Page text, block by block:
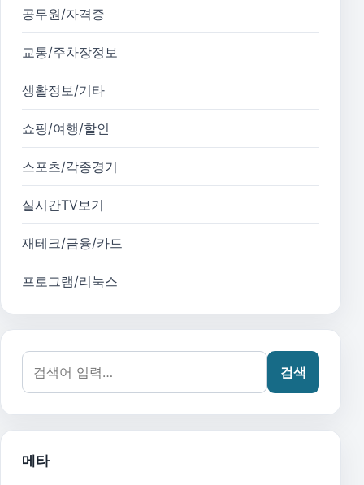
공무원/자격증
교통/주차장정보
생활정보/기타
쇼핑/여행/할인
스포츠/각종경기
실시간TV보기
재테크/금융/카드
프로그램/리눅스
검색어:
검색
메타